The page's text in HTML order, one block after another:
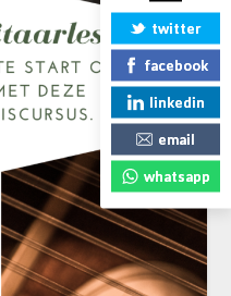
twitter
facebook
linkedin
email
whatsapp